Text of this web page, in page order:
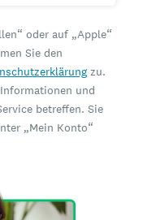
oder auf „Apple“
Sie den
zu.
und
betreffen. Sie
„Mein Konto“